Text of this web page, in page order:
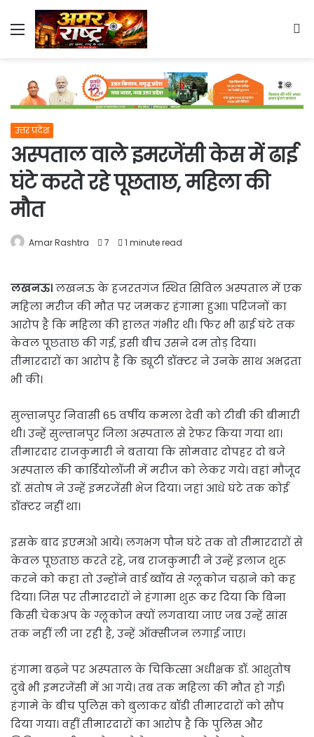
Menu
उत्तर प्रदेश
अस्पताल वाले इमरजेंसी केस में ढाई
घंटे करते रहे पूछताछ, महिला की
मौत
Amar Rashtra 7 1 minute read
लखनऊ।लखनऊ के हजरतगंज स्थित सिविल अस्पताल में एक
महिला मरीज की मौत पर जमकर हंगामा हुआ। परिजनों का
आरोप है कि महिला की हालत गंभीर थी। फिर भी ढाई घंटे तक
केवल पूछताछ की गई, इसी बीच उसने दम तोड़ दिया।
तीमारदारों का आरोप है कि ड्यूटी डॉक्टर ने उनके साथ अभद्रता
भी की।
सुल्तानपुर निवासी 65 वर्षीय कमला देवी को टीबी की बीमारी
थी। उन्हें सुल्तानपुर जिला अस्पताल से रेफर किया गया था।
तीमारदार राजकुमारी ने बताया कि सोमवार दोपहर दो बजे
अस्पताल की कार्डियोलॉजी में मरीज को लेकर गये। वहां मौजूद
डॉ. संतोष ने उन्हें इमरजेंसी भेज दिया। जहां आधे घंटे तक कोई
डॉक्टर नहीं था।
इसके बाद इएमओ आये। लगभग पौन घंटे तक वो तीमारदारों से
केवल पूछताछ करते रहे, जब राजकुमारी ने उन्हें इलाज शुरू
करने को कहा तो उन्होंने वार्ड ब्वॉय से ग्लूकोज चढ़ाने को कह
दिया। जिस पर तीमारदारों ने हंगामा शुरू कर दिया कि बिना
किसी चेकअप के ग्लूकोज क्यों लगवाया जाए जब उन्हें सांस
तक नहीं ली जा रही है, उन्हें ऑक्सीजन लगाई जाए।
हंगामा बढ़ने पर अस्पताल के चिकित्सा अधीक्षक डॉ. आशुतोष
दुबे भी इमरजेंसी में आ गये। तब तक महिला की मौत हो गई।
हंगामे के बीच पुलिस को बुलाकर बॉडी तीमारदारों को सौंप
दिया गया। वहीं तीमारदारों का आरोप है कि पुलिस और